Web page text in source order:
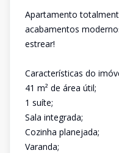
Apartamento
acabamentos
estrear!
Características do
41 m² de área útil;
1 suíte;
Sala integrada;
Cozinha planejada;
Varanda;